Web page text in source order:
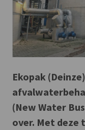
Ekopak
(New Water
over. Met deze